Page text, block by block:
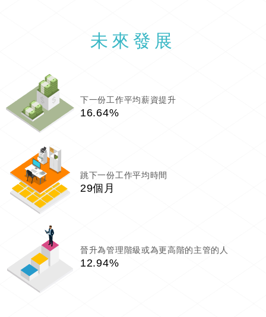
未來發展
下一份工作平均薪資提升
16.64%
跳下一份工作平均時間
29個月
晉升為管理階級或為更高階的主管的人
12.94%